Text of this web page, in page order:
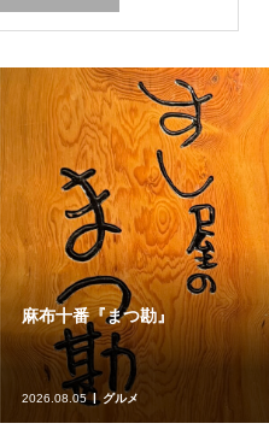
きほんのき
2026.08.03 体調管理、運動